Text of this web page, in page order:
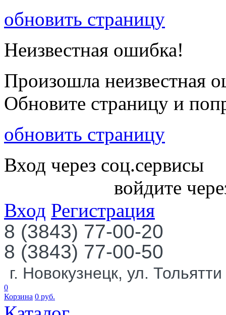
обновить страницу
Неизвестная ошибка!
Произошла неизвестная
Обновите страницу и
обновить страницу
Вход через соц.сервисы
войдите
Вход Регистрация
8 (3843) 77-00-20
8 (3843) 77-00-50
г. Новокузнецк, ул.
0
Корзина 0 руб.